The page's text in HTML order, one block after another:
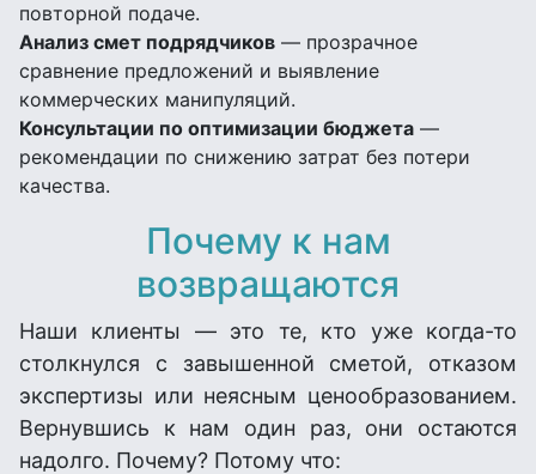
повторной подаче.
Анализ смет подрядчиков — прозрачное
сравнение предложений и выявление
коммерческих манипуляций.
Консультации по оптимизации бюджета —
рекомендации по снижению затрат без потери
качества.
Почему к нам
возвращаются
Наши клиенты — это те, кто уже когда-то
столкнулся с завышенной сметой, отказом
экспертизы или неясным ценообразованием.
Вернувшись к нам один раз, они остаются
надолго. Почему? Потому что: